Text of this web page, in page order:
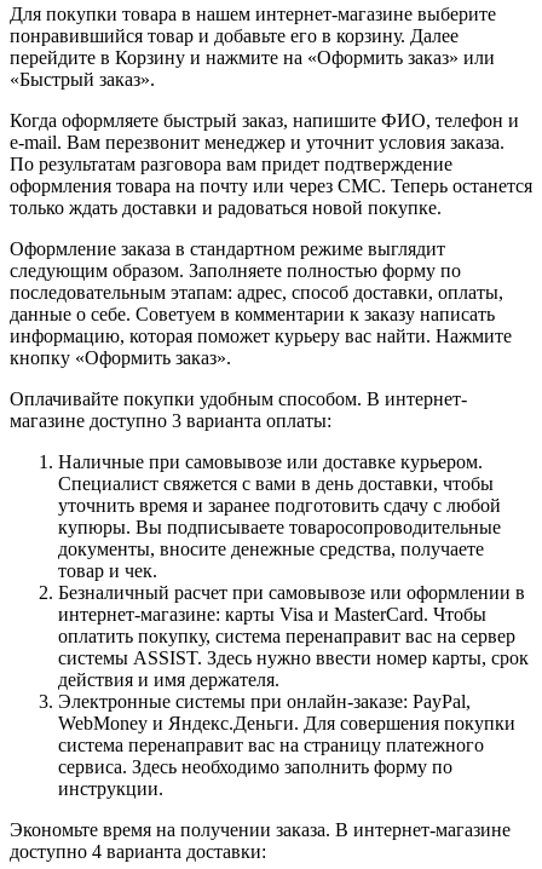
Для покупки товара в нашем интернет-магазине выберите
понравившийся товар и добавьте его в корзину. Далее
перейдите в Корзину и нажмите на «Оформить заказ» или
«Быстрый заказ».
Когда оформляете быстрый заказ, напишите ФИО, телефон и
e-mail. Вам перезвонит менеджер и уточнит условия заказа.
По результатам разговора вам придет подтверждение
оформления товара на почту или через СМС. Теперь останется
только ждать доставки и радоваться новой покупке.
Оформление заказа в стандартном режиме выглядит
следующим образом. Заполняете полностью форму по
последовательным этапам: адрес, способ доставки, оплаты,
данные о себе. Советуем в комментарии к заказу написать
информацию, которая поможет курьеру вас найти. Нажмите
кнопку «Оформить заказ».
Оплачивайте покупки удобным способом. В интернет-
магазине доступно 3 варианта оплаты:
Наличные при самовывозе или доставке курьером.
Специалист свяжется с вами в день доставки, чтобы
уточнить время и заранее подготовить сдачу с любой
купюры. Вы подписываете товаросопроводительные
документы, вносите денежные средства, получаете
товар и чек.
Безналичный расчет при самовывозе или оформлении в
интернет-магазине: карты Visa и MasterCard. Чтобы
оплатить покупку, система перенаправит вас на сервер
системы ASSIST. Здесь нужно ввести номер карты, срок
действия и имя держателя.
Электронные системы при онлайн-заказе: PayPal,
WebMoney и Яндекс.Деньги. Для совершения покупки
система перенаправит вас на страницу платежного
сервиса. Здесь необходимо заполнить форму по
инструкции.
Экономьте время на получении заказа. В интернет-магазине
доступно 4 варианта доставки: